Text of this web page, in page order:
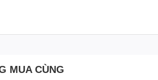
MUA CÙNG